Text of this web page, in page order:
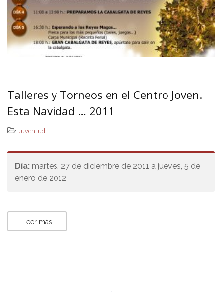
Talleres y Torneos en el Centro Joven.
Esta Navidad … 2011
Juventud
Día: martes, 27 de diciembre de 2011 a jueves, 5 de
enero de 2012
Leer más